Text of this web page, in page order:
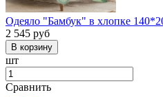
Одеяло "Бамбук" в хлопке
2 545 руб
шт
Сравнить